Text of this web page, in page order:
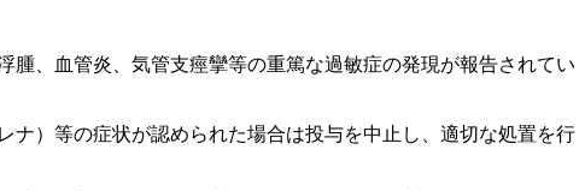
、血管炎、気管支痙攣等の重篤な過敏症の発現が報告されてい
）等の症状が認められた場合は投与を中止し、適切な処置を行